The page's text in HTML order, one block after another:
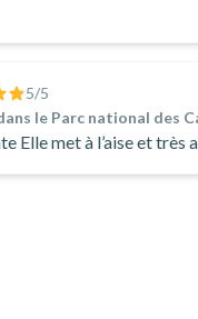
5/5
le Parc national des
L’équipe est très accueillante et rassurante Elle met